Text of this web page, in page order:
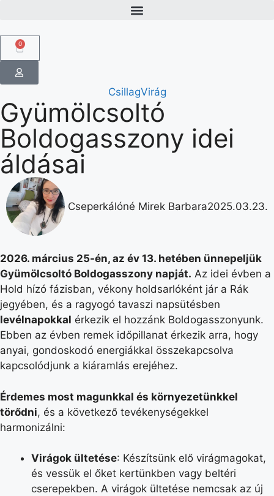
0
CsillagVirág
Gyümölcsoltó
Boldogasszony idei
áldásai
Cseperkálóné Mirek Barbara2025.03.23.
2026. március 25-én, az év 13. hetében ünnepeljük
Gyümölcsoltó Boldogasszony napját. Az idei évben a
Hold hízó fázisban, vékony holdsarlóként jár a Rák
jegyében, és a ragyogó tavaszi napsütésben
levélnapokkal érkezik el hozzánk Boldogasszonyunk.
Ebben az évben remek időpillanat érkezik arra, hogy
anyai, gondoskodó energiákkal összekapcsolva
kapcsolódjunk a kiáramlás erejéhez.
Érdemes most magunkkal és környezetünkkel
törődni, és a következő tevékenységekkel
harmonizálni:
Virágok ültetése: Készítsünk elő virágmagokat,
és vessük el őket kertünkben vagy beltéri
cserepekben. A virágok ültetése nemcsak az új